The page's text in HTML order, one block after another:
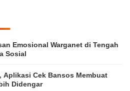
Emosional Warganet di Tengah
Sosial
Aplikasi Cek Bansos Membuat
Didengar